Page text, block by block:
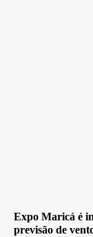
Expo Maricá é
previsão de